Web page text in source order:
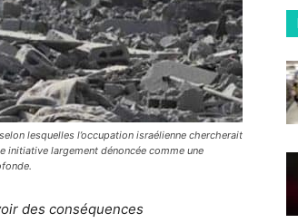
lesquelles l’occupation israélienne chercherait
initiative largement dénoncée comme une
des conséquences